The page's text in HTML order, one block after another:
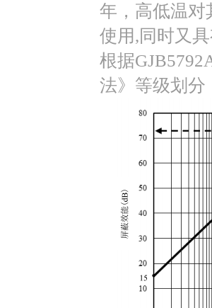
年，高低温对
使用,同时又
根据
法》等级划分